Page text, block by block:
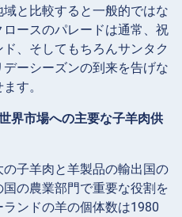
と比較すると一般的ではな
ースのパレードは通常、祝
、そしてもちろんサンタク
ーシーズンの到来を告げな
す。
界市場への主要な子羊肉供
子羊肉と羊製品の輸出国の
の農業部門で重要な役割を
ンドの羊の個体数は1980